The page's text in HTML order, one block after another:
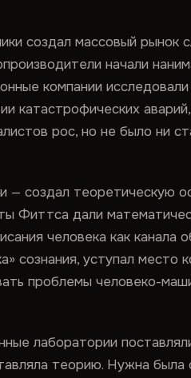
создал массовый рынок
начали
компании
катастрофических
рос, но не было ни
— создал теоретическую
Фиттса дали
человека как канала
сознания, уступал место
проблемы человеко-
лаборатории
теорию. Нужна была